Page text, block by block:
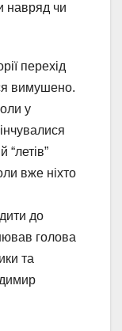
навряд чи
перехід
вимушено.
у
“летів”
вже ніхто
до
голова
та